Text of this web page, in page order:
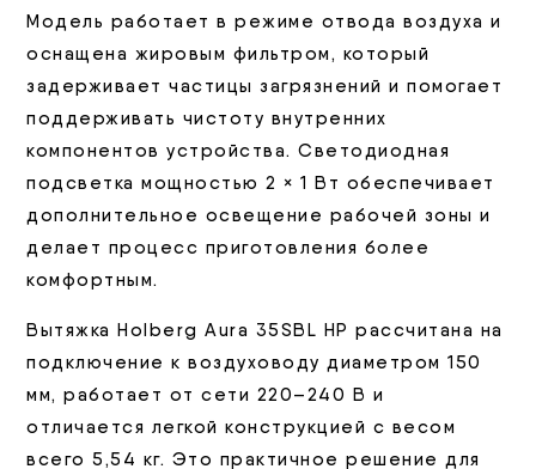
Модель работает в режиме отвода воздуха и
оснащена жировым фильтром, который
задерживает частицы загрязнений и помогает
поддерживать чистоту внутренних
компонентов устройства. Светодиодная
подсветка мощностью 2 × 1 Вт обеспечивает
дополнительное освещение рабочей зоны и
делает процесс приготовления более
комфортным.
Вытяжка Holberg Aura 35SBL HP рассчитана на
подключение к воздуховоду диаметром 150
мм, работает от сети 220–240 В и
отличается легкой конструкцией с весом
всего 5,54 кг. Это практичное решение для